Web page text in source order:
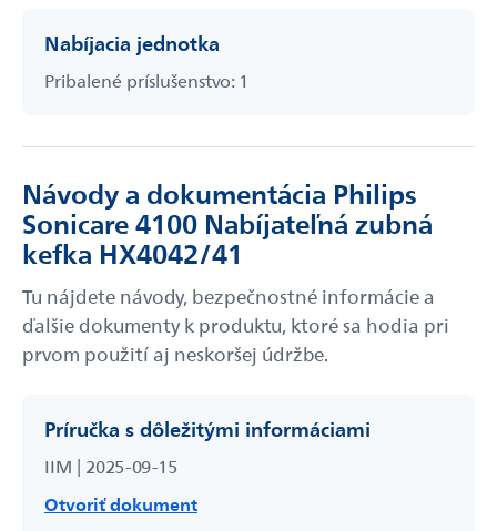
Nabíjacia jednotka
Pribalené príslušenstvo: 1
Návody a dokumentácia Philips
Sonicare 4100 Nabíjateľná zubná
kefka HX4042/41
Tu nájdete návody, bezpečnostné informácie a
ďalšie dokumenty k produktu, ktoré sa hodia pri
prvom použití aj neskoršej údržbe.
Príručka s dôležitými informáciami
IIM | 2025-09-15
Otvoriť dokument